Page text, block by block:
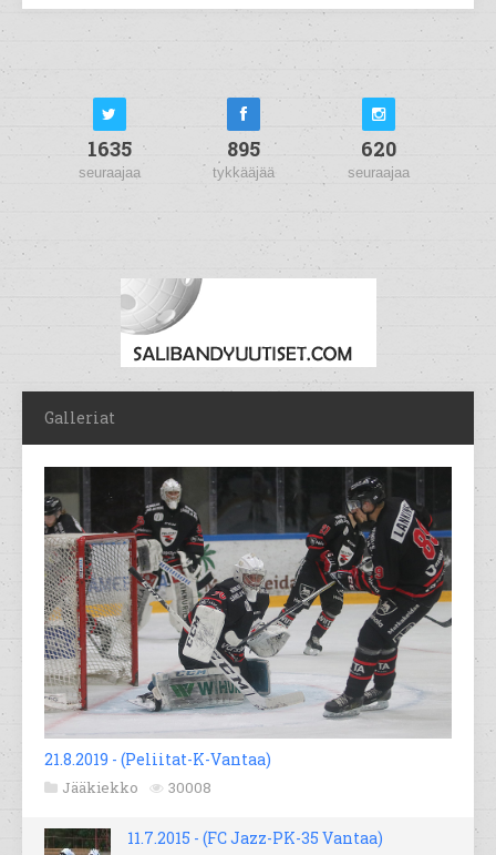
1635
seuraajaa
895
tykkääjää
620
seuraajaa
Galleriat
21.8.2019 - (Peliitat-K-Vantaa)
Jääkiekko 30008
11.7.2015 - (FC Jazz-PK-35 Vantaa)